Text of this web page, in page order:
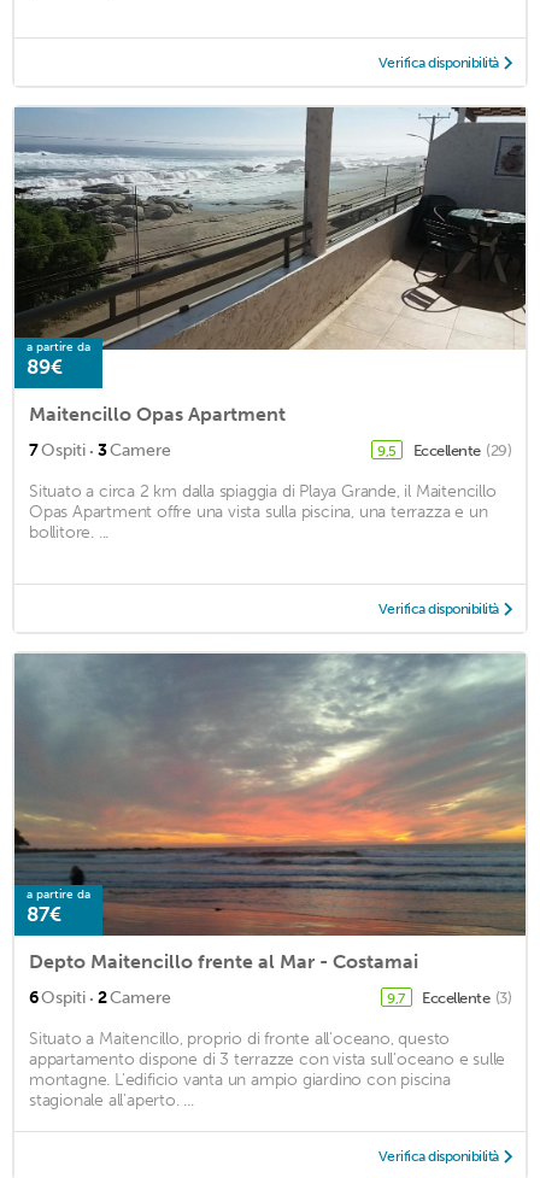
Verifica disponibilità
a partire da
89€
Maitencillo Opas Apartment
7Ospiti · 3Camere 9,5 Eccellente (29)
Situato a circa 2 km dalla spiaggia di Playa Grande, il Maitencillo
Opas Apartment offre una vista sulla piscina, una terrazza e un
bollitore. ...
Verifica disponibilità
a partire da
87€
Depto Maitencillo frente al Mar - Costamai
6Ospiti · 2Camere 9,7 Eccellente (3)
Situato a Maitencillo, proprio di fronte all'oceano, questo
appartamento dispone di 3 terrazze con vista sull'oceano e sulle
montagne. L'edificio vanta un ampio giardino con piscina
stagionale all'aperto. ...
Verifica disponibilità